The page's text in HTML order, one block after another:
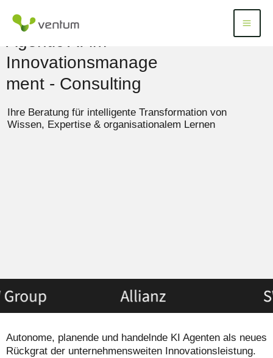
Inhalt
springen
Innovationsmanage
ment - Consulting
Ihre Beratung für intelligente Transformation von
Wissen, Expertise & organisationalem Lernen
Autonome, planende und handelnde KI Agenten als neues
Rückgrat der unternehmensweiten Innovationsleistung.